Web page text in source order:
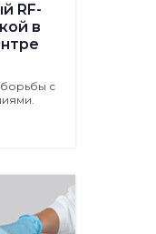
RF-
в
борьбы с